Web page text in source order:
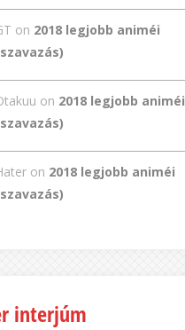
on 2018 legjobb animéi
on 2018 legjobb animéi
on 2018 legjobb animéi
interjúm